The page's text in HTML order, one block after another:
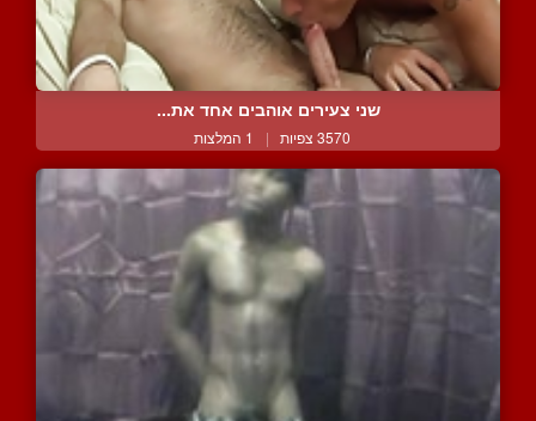
שני צעירים אוהבים אחד את...
3570 צפיות | 1 המלצות